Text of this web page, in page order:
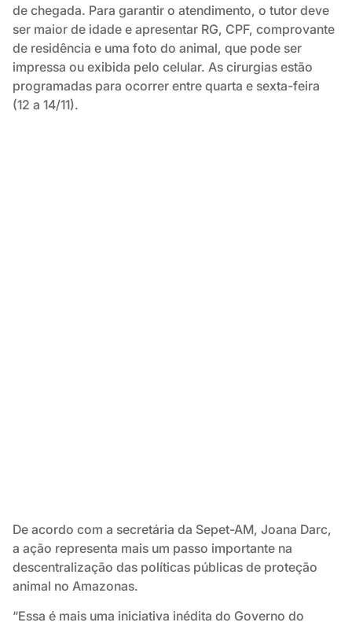
de chegada. Para garantir o atendimento, o tutor deve
ser maior de idade e apresentar RG, CPF, comprovante
de residência e uma foto do animal, que pode ser
impressa ou exibida pelo celular. As cirurgias estão
programadas para ocorrer entre quarta e sexta-feira
(12 a 14/11).
De acordo com a secretária da Sepet-AM, Joana Darc,
a ação representa mais um passo importante na
descentralização das políticas públicas de proteção
animal no Amazonas.
“Essa é mais uma iniciativa inédita do Governo do